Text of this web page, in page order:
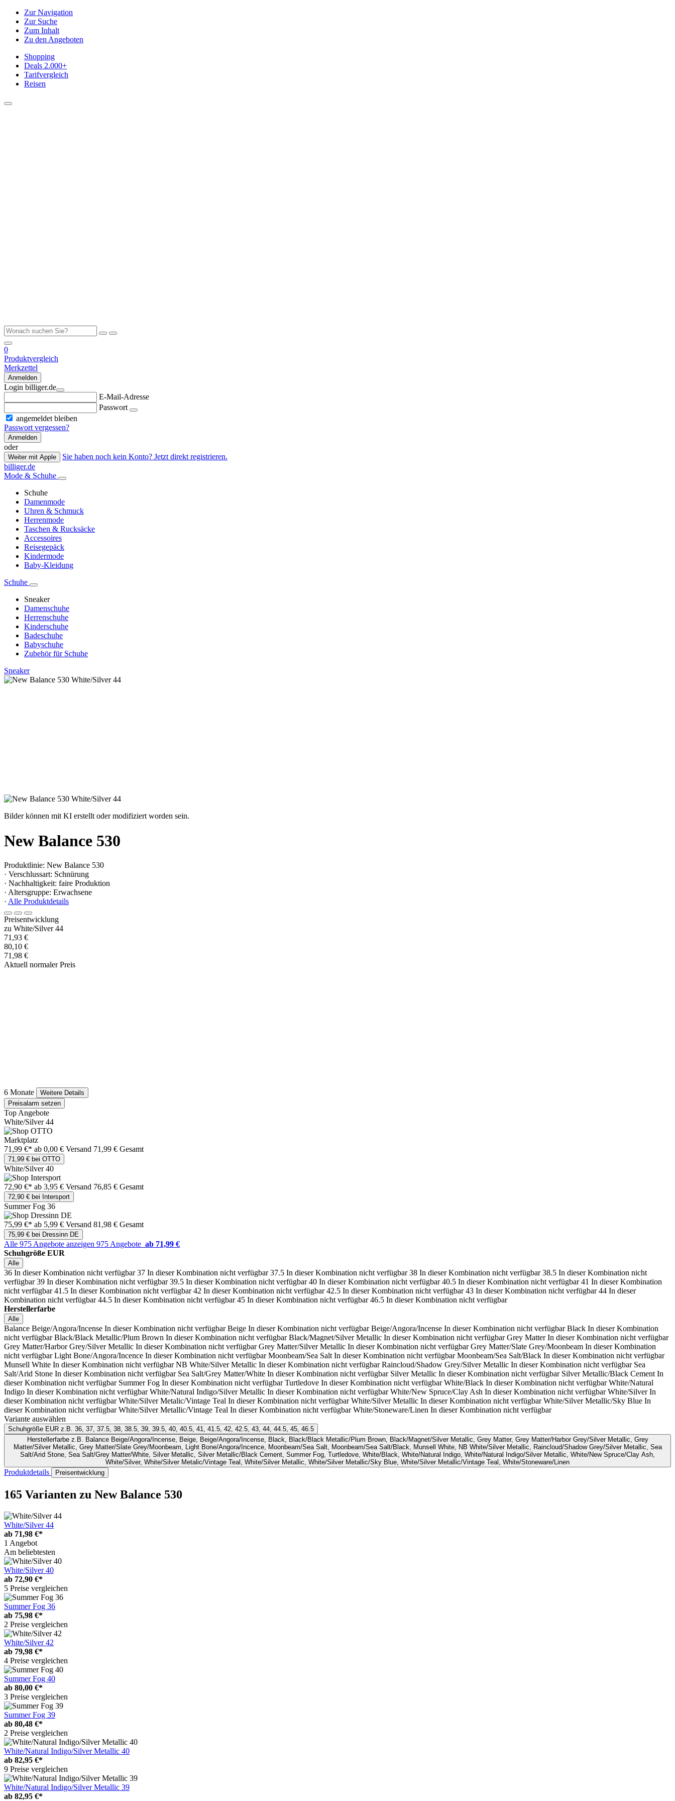
Zur Navigation
Zur Suche
Zum Inhalt
Zu den Angeboten
Shopping
Deals 2.000+
Tarifvergleich
Reisen
0
Produktvergleich
Merkzettel
Anmelden
Login billiger.de
E-Mail-Adresse
Passwort
angemeldet bleiben
Passwort vergessen?
Anmelden
oder
Weiter mit Apple
Sie haben noch kein Konto? Jetzt direkt registrieren.
billiger.de
Mode & Schuhe
Schuhe
Damenmode
Uhren & Schmuck
Herrenmode
Taschen & Rucksäcke
Accessoires
Reisegepäck
Kindermode
Baby-Kleidung
Schuhe
Sneaker
Damenschuhe
Herrenschuhe
Kinderschuhe
Badeschuhe
Babyschuhe
Zubehör für Schuhe
Sneaker
Bilder können mit KI erstellt oder modifiziert worden sein.
New Balance 530
Produktlinie: New Balance 530
· Verschlussart: Schnürung
· Nachhaltigkeit: faire Produktion
· Altersgruppe: Erwachsene
· Alle Produktdetails
Preisentwicklung
zu White/Silver 44
71,93 €
80,10 €
71,98 €
Aktuell normaler Preis
6 Monate
Weitere Details
Preisalarm setzen
Top Angebote
White/Silver 44
Marktplatz
71,99 €* ab 0,00 € Versand 71,99 € Gesamt
71,99 € bei OTTO
White/Silver 40
72,90 €* ab 3,95 € Versand 76,85 € Gesamt
72,90 € bei Intersport
Summer Fog 36
75,99 €* ab 5,99 € Versand 81,98 € Gesamt
75,99 € bei Dressinn DE
Alle 975 Angebote anzeigen 975 Angebote ab 71,99 €
Schuhgröße EUR
Alle
36 In dieser Kombination nicht verfügbar 37 In dieser Kombination nicht verfügbar 37.5 In dieser Kombination nicht verfügbar 38 In dieser Kombination nicht verfügbar 38.5 In dieser Kombination nicht
verfügbar 39 In dieser Kombination nicht verfügbar 39.5 In dieser Kombination nicht verfügbar 40 In dieser Kombination nicht verfügbar 40.5 In dieser Kombination nicht verfügbar 41 In dieser Kombination
nicht verfügbar 41.5 In dieser Kombination nicht verfügbar 42 In dieser Kombination nicht verfügbar 42.5 In dieser Kombination nicht verfügbar 43 In dieser Kombination nicht verfügbar 44 In dieser
Kombination nicht verfügbar 44.5 In dieser Kombination nicht verfügbar 45 In dieser Kombination nicht verfügbar 46.5 In dieser Kombination nicht verfügbar
Herstellerfarbe
Alle
Balance Beige/Angora/Incense In dieser Kombination nicht verfügbar Beige In dieser Kombination nicht verfügbar Beige/Angora/Incense In dieser Kombination nicht verfügbar Black In dieser Kombination
nicht verfügbar Black/Black Metallic/Plum Brown In dieser Kombination nicht verfügbar Black/Magnet/Silver Metallic In dieser Kombination nicht verfügbar Grey Matter In dieser Kombination nicht verfügbar
Grey Matter/Harbor Grey/Silver Metallic In dieser Kombination nicht verfügbar Grey Matter/Silver Metallic In dieser Kombination nicht verfügbar Grey Matter/Slate Grey/Moonbeam In dieser Kombination
nicht verfügbar Light Bone/Angora/Incence In dieser Kombination nicht verfügbar Moonbeam/Sea Salt In dieser Kombination nicht verfügbar Moonbeam/Sea Salt/Black In dieser Kombination nicht verfügbar
Munsell White In dieser Kombination nicht verfügbar NB White/Silver Metallic In dieser Kombination nicht verfügbar Raincloud/Shadow Grey/Silver Metallic In dieser Kombination nicht verfügbar Sea
Salt/Arid Stone In dieser Kombination nicht verfügbar Sea Salt/Grey Matter/White In dieser Kombination nicht verfügbar Silver Metallic In dieser Kombination nicht verfügbar Silver Metallic/Black Cement In
dieser Kombination nicht verfügbar Summer Fog In dieser Kombination nicht verfügbar Turtledove In dieser Kombination nicht verfügbar White/Black In dieser Kombination nicht verfügbar White/Natural
Indigo In dieser Kombination nicht verfügbar White/Natural Indigo/Silver Metallic In dieser Kombination nicht verfügbar White/New Spruce/Clay Ash In dieser Kombination nicht verfügbar White/Silver In
dieser Kombination nicht verfügbar White/Silver Metalic/Vintage Teal In dieser Kombination nicht verfügbar White/Silver Metallic In dieser Kombination nicht verfügbar White/Silver Metallic/Sky Blue In
dieser Kombination nicht verfügbar White/Silver Metallic/Vintage Teal In dieser Kombination nicht verfügbar White/Stoneware/Linen In dieser Kombination nicht verfügbar
Variante auswählen
Schuhgröße EUR z.B. 36, 37, 37.5, 38, 38.5, 39, 39.5, 40, 40.5, 41, 41.5, 42, 42.5, 43, 44, 44.5, 45, 46.5
Herstellerfarbez.B. Balance Beige/Angora/Incense, Beige, Beige/Angora/Incense, Black, Black/Black Metallic/Plum Brown, Black/Magnet/Silver Metallic, Grey Matter, Grey Matter/Harbor Grey/Silver Metallic, Grey
Matter/Silver Metallic, Grey Matter/Slate Grey/Moonbeam, Light Bone/Angora/Incence, Moonbeam/Sea Salt, Moonbeam/Sea Salt/Black, Munsell White, NB White/Silver Metallic, Raincloud/Shadow Grey/Silver Metallic, Sea
Salt/Arid Stone, Sea Salt/Grey Matter/White, Silver Metallic, Silver Metallic/Black Cement, Summer Fog, Turtledove, White/Black, White/Natural Indigo, White/Natural Indigo/Silver Metallic, White/New Spruce/Clay Ash,
White/Silver, White/Silver Metalic/Vintage Teal, White/Silver Metallic, White/Silver Metallic/Sky Blue, White/Silver Metallic/Vintage Teal, White/Stoneware/Linen
Produktdetails Preisentwicklung
165 Varianten zu New Balance 530
White/Silver 44
ab 71,98 €*
1 Angebot
Am beliebtesten
White/Silver 40
ab 72,90 €*
5 Preise vergleichen
Summer Fog 36
ab 75,98 €*
2 Preise vergleichen
White/Silver 42
ab 79,98 €*
4 Preise vergleichen
Summer Fog 40
ab 80,00 €*
3 Preise vergleichen
Summer Fog 39
ab 80,48 €*
2 Preise vergleichen
White/Natural Indigo/Silver Metallic 40
ab 82,95 €*
9 Preise vergleichen
White/Natural Indigo/Silver Metallic 39
ab 82,95 €*